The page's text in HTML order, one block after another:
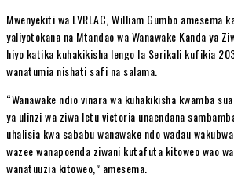
Mwenyekiti wa LVRLAC, William Gumbo amesema
yaliyotokana na Mtandao wa Wanawake Kanda ya
hiyo katika kuhakikisha lengo la Serikali kufikia
wanatumia nishati safi na salama.
“Wanawake ndio vinara wa kuhakikisha kwamba
ya ulinzi wa ziwa letu victoria unaendana
uhalisia kwa sababu wanawake ndo wadau
wazee wanapoenda ziwani kutafuta kitoweo wao
wanatuuzia kitoweo,” amesema.